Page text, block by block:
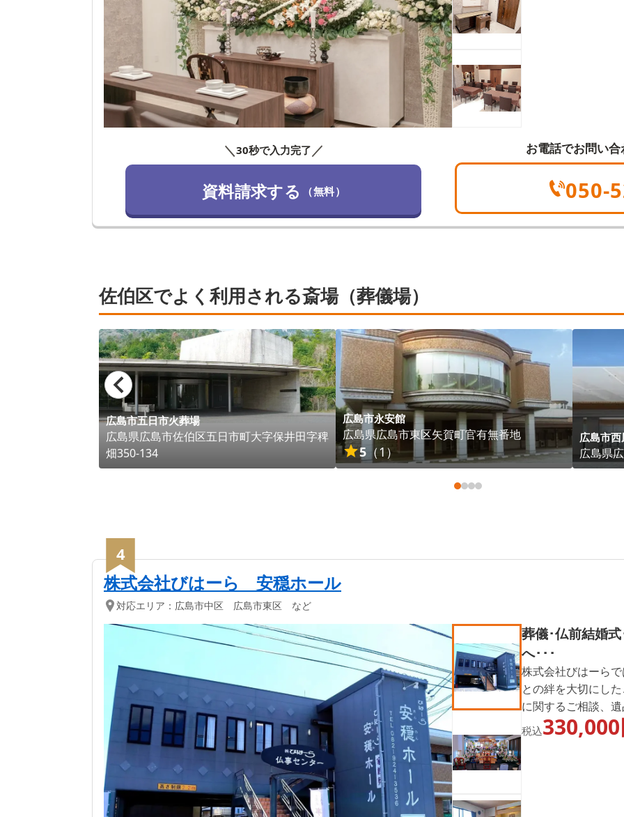
＼30秒で入力完了 ／
資料請求する （無料）
お電話でお問い合
050-
佐伯区でよく利用される斎場（葬儀場）
広島市五日市火葬場
広島県広島市佐伯区五日市町大字保井田字稗
畑350-134
広島市永安館
広島県広島市東区矢賀町官有無番地
5 （1 ）
広島市
広島県
4
株式会社びはーら 安穏ホール
対応エリア： 広島市中区 広島市東区 など
葬儀･仏前結婚
へ･･･
株式会社びはーら
との絆を大切にし
に関するご相談、
するご質問等もお
税込330,000